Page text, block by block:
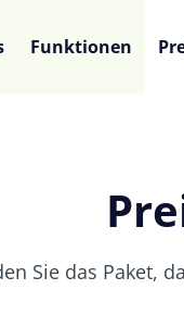
Funktionen
Sie das Paket,